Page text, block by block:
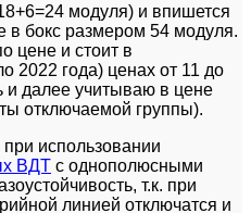
модуля) и впишется
бокс размером 54 модуля.
цене и стоит в
2022 года) ценах от 11 до
и далее учитываю в цене
отключаемой группы).
при использовании
ВДТ с однополюсными
т.к. при
линией отключатся и